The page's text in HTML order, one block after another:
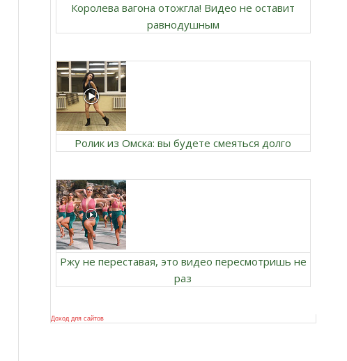
Королева вагона отожгла! Видео не оставит
равнодушным
Ролик из Омска: вы будете смеяться долго
Ржу не переставая, это видео пересмотришь не
раз
Доход для сайтов